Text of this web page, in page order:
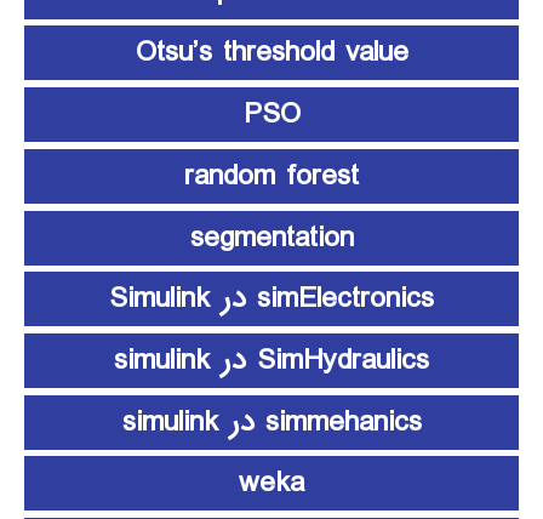
Otsu’s threshold value
PSO
random forest
segmentation
simElectronics در Simulink
SimHydraulics در simulink
simmehanics در simulink
weka